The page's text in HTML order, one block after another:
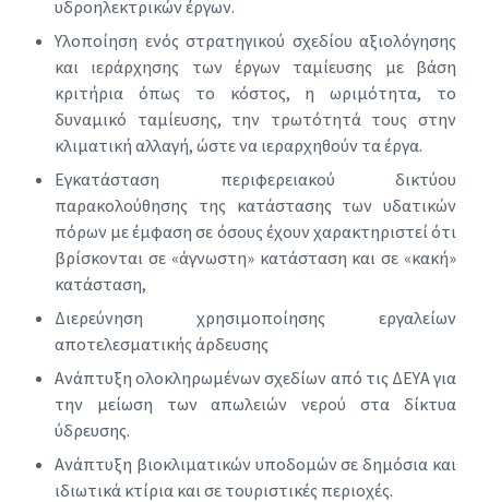
υδροηλεκτρικών έργων.
Υλοποίηση ενός στρατηγικού σχεδίου αξιολόγησης
και ιεράρχησης των έργων ταμίευσης με βάση
κριτήρια όπως το κόστος, η ωριμότητα, το
δυναμικό ταμίευσης, την τρωτότητά τους στην
κλιματική αλλαγή, ώστε να ιεραρχηθούν τα έργα.
Εγκατάσταση περιφερειακού δικτύου
παρακολούθησης της κατάστασης των υδατικών
πόρων με έμφαση σε όσους έχουν χαρακτηριστεί ότι
βρίσκονται σε «άγνωστη» κατάσταση και σε «κακή»
κατάσταση,
Διερεύνηση χρησιμοποίησης εργαλείων
αποτελεσματικής άρδευσης
Ανάπτυξη ολοκληρωμένων σχεδίων από τις ΔΕΥΑ για
την μείωση των απωλειών νερού στα δίκτυα
ύδρευσης.
Ανάπτυξη βιοκλιματικών υποδομών σε δημόσια και
ιδιωτικά κτίρια και σε τουριστικές περιοχές.